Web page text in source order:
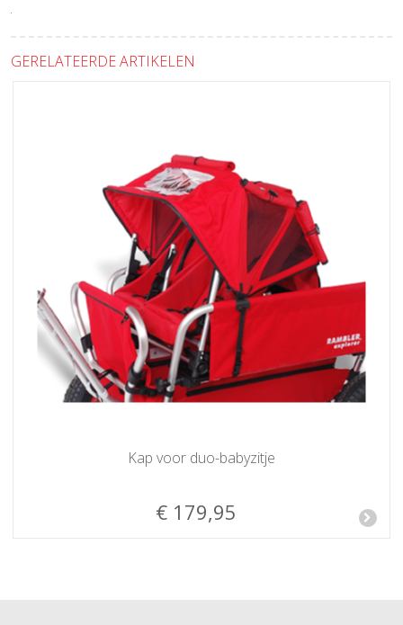
GERELATEERDE ARTIKELEN
Kap voor duo-babyzitje
€ 179,95